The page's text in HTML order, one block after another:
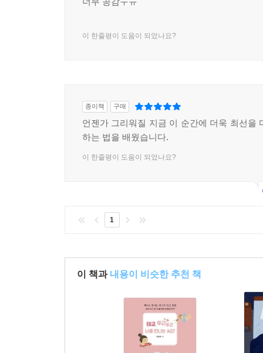
이 한줄평이 도움이 되었나요?
종이책 구매
언젠가 그리워질 지금 이 순간에 더욱 최선을
하는 법을 배웠습니다.
이 한줄평이 도움이 되었나요?
1
이 책과 내용이 비슷한 추천 책